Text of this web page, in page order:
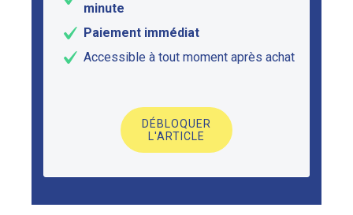
minute
Paiement immédiat
Accessible à tout moment après achat
DÉBLOQUER
L'ARTICLE